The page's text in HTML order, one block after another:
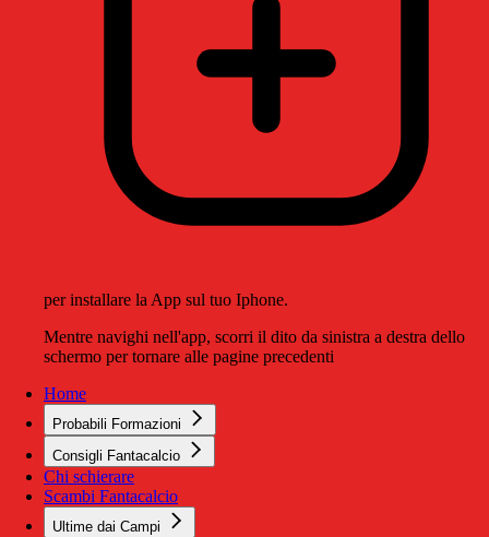
per installare la App sul tuo Iphone.
Mentre navighi nell'app, scorri il dito da sinistra a destra dello
schermo per tornare alle pagine precedenti
Home
Probabili Formazioni
Consigli Fantacalcio
Chi schierare
Scambi Fantacalcio
Ultime dai Campi